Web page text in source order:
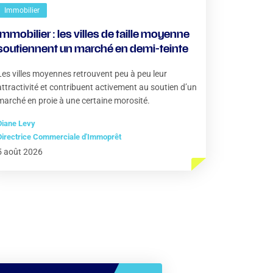
Immobilier
: les villes de taille moyenne
un marché en demi-teinte
villes moyennes retrouvent peu à peu leur
et contribuent activement au soutien d’un
en proie à une certaine morosité.
Levy
Commerciale d'Immoprêt
août 2026